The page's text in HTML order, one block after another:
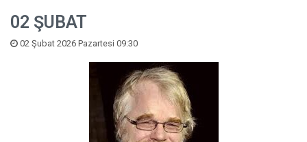
02 ŞUBAT
02 Şubat 2026 Pazartesi 09:30